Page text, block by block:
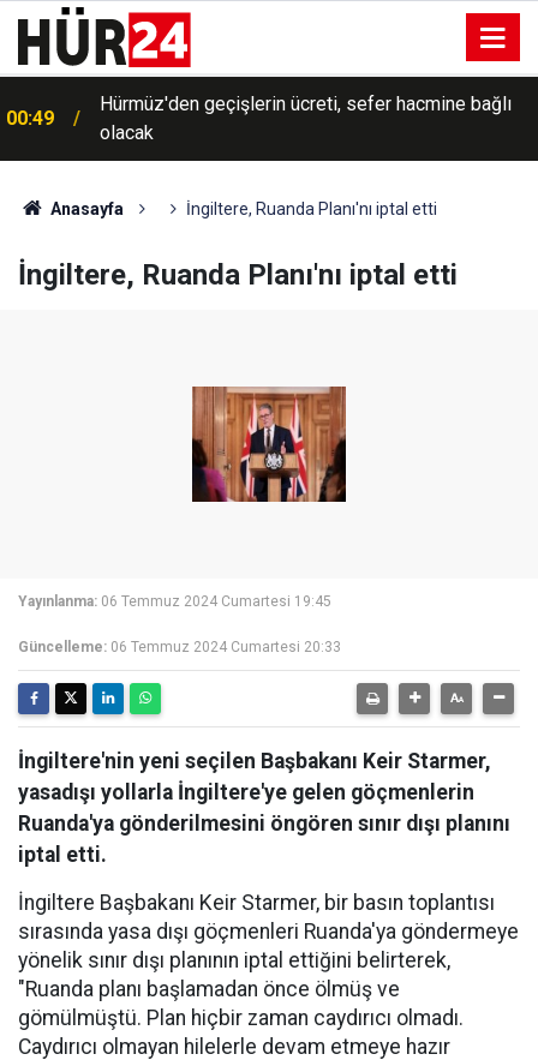
00:49
Hürmüz'den geçişlerin ücreti, sefer hacmine bağlı
olacak
Anasayfa İngiltere, Ruanda Planı'nı iptal etti
İngiltere, Ruanda Planı'nı iptal etti
Yayınlanma: 06 Temmuz 2024 Cumartesi 19:45
Güncelleme: 06 Temmuz 2024 Cumartesi 20:33
İngiltere'nin yeni seçilen Başbakanı Keir Starmer,
yasadışı yollarla İngiltere'ye gelen göçmenlerin
Ruanda'ya gönderilmesini öngören sınır dışı planını
iptal etti.
İngiltere Başbakanı Keir Starmer, bir basın toplantısı
sırasında yasa dışı göçmenleri Ruanda'ya göndermeye
yönelik sınır dışı planının iptal ettiğini belirterek,
"Ruanda planı başlamadan önce ölmüş ve
gömülmüştü. Plan hiçbir zaman caydırıcı olmadı.
Caydırıcı olmayan hilelerle devam etmeye hazır